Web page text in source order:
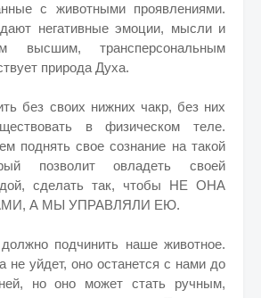
с животными проявлениями.
негативные эмоции, мысли и
высшим, трансперсональным
природа Духа.
без своих нижних чакр, без них
в физическом теле.
поднять свое сознание на такой
позволит овладеть своей
сделать так, чтобы НЕ ОНА
А МЫ УПРАВЛЯЛИ ЕЮ.
подчинить наше животное.
не уйдет, оно останется с нами до
но оно может стать ручным,